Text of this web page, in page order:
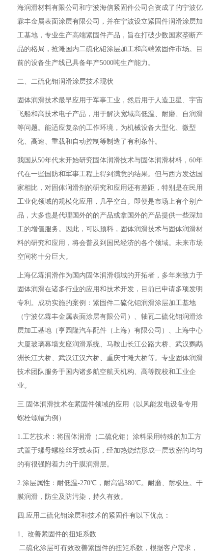
海润滑材料有限公司和宁波海信紧固件公司合资成了的宁波亿
霖丰金属表面涂层有限公司，并在宁波设立紧固件润滑涂层加
工基地，专业生产高端紧固件产品，旨在打破少数国家垄断产
品的格局，抢滩国内二硫化钼涂层加工和高端紧固件市场。目
前的设备生产线已具备年产5000吨生产能力。
二、二硫化钼润滑涂层技术现状
固体润滑技术最早应用于军事工业，然后用于人造卫星、宇宙
飞船和高技术电子产品，用于解决宽域高低温、耐磨、自润滑
等问题。能适应复杂的工作环境，为机械设备大型化、微型
化、高速、重载和自动控制等制造了有利条件。
我国从50年代末开始研究固体润滑技术与固体润滑材料，60年
代在一些国防和军事工程上得到满意的结果。但与西方发达国
家相比，对固体润滑剂的研究和应用还有差距，特别是在民用
工业化领域的规模化应用，几乎空白。即便是市场上有个别产
品，大多也是代理国外的的产品或拿国外的产品提供一些深加
工的增值服务。因此，可以预料，固体润滑技术与固体润滑材
料的研究和应用，将会普及到国民经济的各个领域。未来市场
空间将十分巨大。
上海亿霖润滑作为国内固体润滑领域的开拓者，多年来致力于
固体润滑在诸多行业的应用和技术开发，目前已申请多项发明
专利。成功实施的案例：紧固件二硫化钼润滑涂层加工基地
（宁波亿霖丰金属表面涂层有限公司）、轴瓦二硫化钼润滑涂
层加工基地（亨园隆汽车配件（上海）有限公司）、上海中心
大厦玻璃幕墙支座润滑系统、马鞍山长江公路大桥、武汉鹦鹉
洲长江大桥、武汉江汉六桥、重庆寸滩大桥等。专业固体润滑
技术团队服务于国内诸多航空航天机构、高等院校和工业企
业。
三.固体润滑技术在紧固件领域的应用（以风能发电设备专用
螺栓螺帽为例）
1.工艺技术：将固体润滑（二硫化钼）涂料采用特殊的加工方
式置于螺母螺栓丝牙或表面，经加热烧结形成一层致密的均匀
的有很强附着力的干膜润滑层。
2.涂层属性：耐低温-270℃，耐高温380℃。耐磨、耐极压。干
膜润滑，防尘及防污染，持久有效。
四.应用二硫化钼涂层和技术的紧固件有以下优点：
1、改善紧固件的扭矩系数
二硫化涂层可有效改善紧固件的扭矩系数，根据客户需求，